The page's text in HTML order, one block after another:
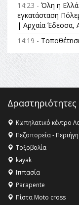
14:23 - Όλη η
εγκατάσταση
| Αρχαία Έδεσσα,
14:19 -
Αναθεώρηση του
θεσμικές
στις επόμενες
16:35 -Το
16:27 - Όλυμπος:
Κληρονομιάς της
Όλυμπος
αγαθό εξέχουσας
ανθρωπότητα
16:18 -
ΣΤΗΝ ΕΔΕΣΣΑ
Δραστηριότητες
Κωπηλατικό κέντρο
Πεζοπορεία -
Τοξοβολία
kayak
Ιππασία
Parapente
Πίστα Moto cross